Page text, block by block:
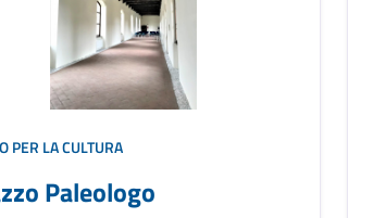
PER LA CULTURA
Paleologo